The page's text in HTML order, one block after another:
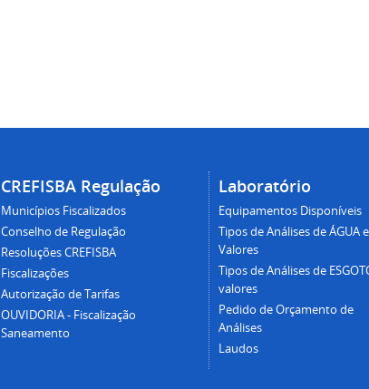
CREFISBA Regulação
Municípios Fiscalizados
Conselho de Regulação
Resoluções CREFISBA
Fiscalizações
Autorização de Tarifas
OUVIDORIA - Fiscalização
Saneamento
Laboratório
Equipamentos Disponíveis
Tipos de Análises de ÁGUA e
Valores
Tipos de Análises de
valores
Pedido de Orçamento de
Análises
Laudos